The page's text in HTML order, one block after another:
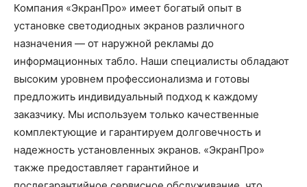
Компания «ЭкранПро» имеет богатый опыт в
установке светодиодных экранов различного
назначения — от наружной рекламы до
информационных табло. Наши специалисты обладают
высоким уровнем профессионализма и готовы
предложить индивидуальный подход к каждому
заказчику. Мы используем только качественные
комплектующие и гарантируем долговечность и
надежность установленных экранов. «ЭкранПро»
также предоставляет гарантийное и